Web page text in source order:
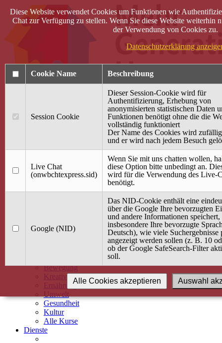
Anmelden
Treffpunkt Jung & Alt
40 Jahre Mütterzentrum
Familiencafé
Gemeinsam unterwegs
Angebot / Kurs suchen
Babybauch & Elternschaft
Bewegung
Kreativität
Ernährung
Umwelt
Gesundheit
Kultur
Alle Kurse
Dienste
Diese Website verwendet Cookies um Funktionen wie
Chat zur Verfügung zu stellen. Wenn Sie diese Website weiterhin
der Verwendung von Cookies zu.
Datenschutzerklärung
Cookie Name Beschreibung
Session Cookie
Dieser Session-Cookie wird für
Authentifizierung, Erhebung von
anonymisierten statistischen Daten
Funktionen benötigt ohne die die
vollständig funktioniert
Der Name des Cookies wird
und er wird nach jedem Besuch
Live Chat
(onwbchtexpress.sid)
Wenn Sie mit uns chatten wollen,
diese Option bitte unbedingt an.
wird für die Verwendung des Live-
benötigt.
Google (NID)
Das NID-Cookie enthält eine
über die Google Ihre bevorzugten
und andere Informationen speichert,
insbesondere Ihre bevorzugte
Deutsch), wie viele Suchergebnisse
angezeigt werden sollen (z. B. 10
ob der Google SafeSearch-Filter
soll.
Auswahl
Alle Cookies akzeptieren